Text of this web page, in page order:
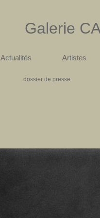
Galerie
Actualités Artistes
dossier de presse